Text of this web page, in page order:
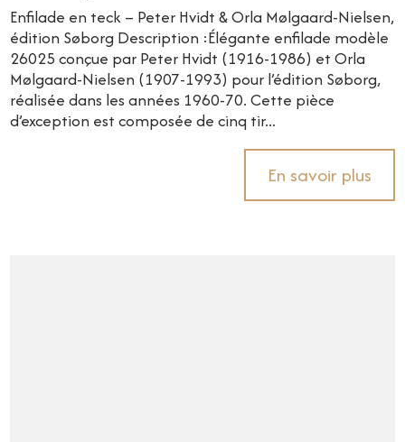
Enfilade en teck – Peter Hvidt & Orla Mølgaard-Nielsen,
édition Søborg Description :Élégante enfilade modèle
26025 conçue par Peter Hvidt (1916-1986) et Orla
Mølgaard-Nielsen (1907-1993) pour l’édition Søborg,
réalisée dans les années 1960-70. Cette pièce
d’exception est composée de cinq tir...
En savoir plus